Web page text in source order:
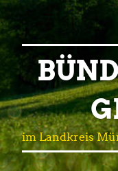
im Landkreis